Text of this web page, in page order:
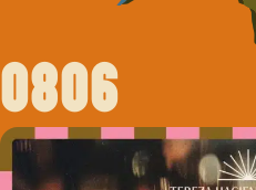
0806